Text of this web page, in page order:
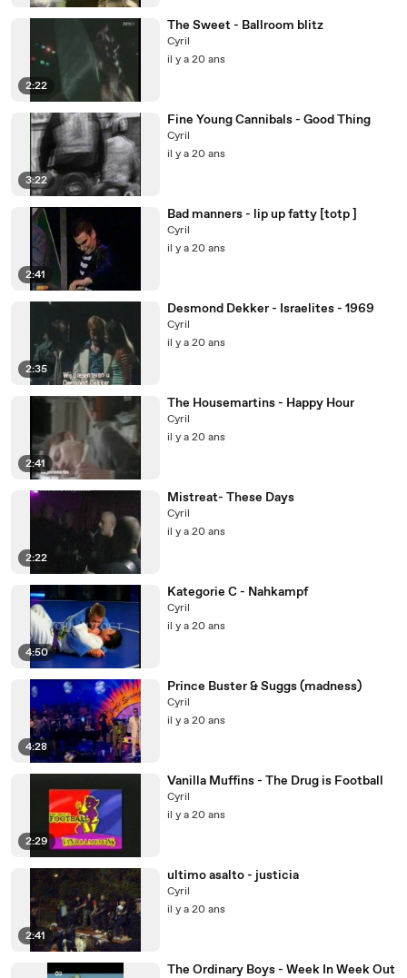
2:22
The Sweet - Ballroom blitz
Cyril
il y a 20 ans
3:22
Fine Young Cannibals - Good Thing
Cyril
il y a 20 ans
2:41
Bad manners - lip up fatty [totp ]
Cyril
il y a 20 ans
2:35
Desmond Dekker - Israelites - 1969
Cyril
il y a 20 ans
2:41
The Housemartins - Happy Hour
Cyril
il y a 20 ans
2:22
Mistreat- These Days
Cyril
il y a 20 ans
4:50
Kategorie C - Nahkampf
Cyril
il y a 20 ans
4:28
Prince Buster & Suggs (madness)
Cyril
il y a 20 ans
2:29
Vanilla Muffins - The Drug is Football
Cyril
il y a 20 ans
2:41
ultimo asalto - justicia
Cyril
il y a 20 ans
The Ordinary Boys - Week In Week Out